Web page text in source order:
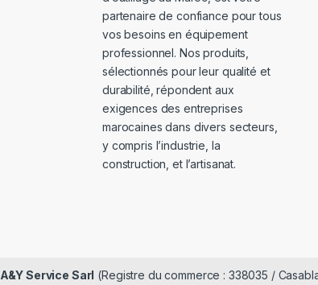
partenaire de confiance pour tous
vos besoins en équipement
professionnel. Nos produits,
sélectionnés pour leur qualité et
durabilité, répondent aux
exigences des entreprises
marocaines dans divers secteurs,
y compris l’industrie, la
construction, et l’artisanat.
A&Y Service Sarl (Registre du commerce : 338035 /